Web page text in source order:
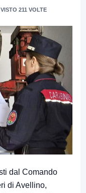
211 VOLTE
dal Comando
di Avellino,